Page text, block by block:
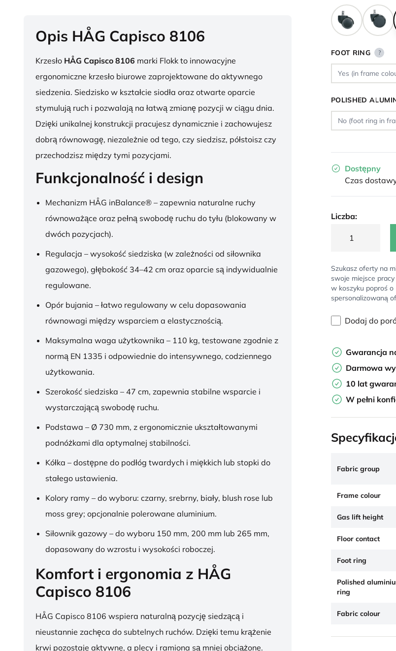
Opis HÅG Capisco 8106
Krzesło HÅG Capisco 8106 marki Flokk to innowacyjne
ergonomiczne krzesło biurowe zaprojektowane do aktywnego
siedzenia. Siedzisko w kształcie siodła oraz otwarte oparcie
stymulują ruch i pozwalają na łatwą zmianę pozycji w ciągu dnia.
Dzięki unikalnej konstrukcji pracujesz dynamicznie i zachowujesz
dobrą równowagę, niezależnie od tego, czy siedzisz, półstoisz czy
przechodzisz między tymi pozycjami.
Funkcjonalność i design
Mechanizm HÅG inBalance® – zapewnia naturalne ruchy
równoważące oraz pełną swobodę ruchu do tyłu (blokowany w
dwóch pozycjach).
Regulacja – wysokość siedziska (w zależności od siłownika
gazowego), głębokość 34–42 cm oraz oparcie są indywidualnie
regulowane.
Opór bujania – łatwo regulowany w celu dopasowania
równowagi między wsparciem a elastycznością.
Maksymalna waga użytkownika – 110 kg, testowane zgodnie z
normą EN 1335 i odpowiednie do intensywnego, codziennego
użytkowania.
Szerokość siedziska – 47 cm, zapewnia stabilne wsparcie i
wystarczającą swobodę ruchu.
Podstawa – Ø 730 mm, z ergonomicznie ukształtowanymi
podnóżkami dla optymalnej stabilności.
Kółka – dostępne do podłóg twardych i miękkich lub stopki do
stałego ustawienia.
Kolory ramy – do wyboru: czarny, srebrny, biały, blush rose lub
moss grey; opcjonalnie polerowane aluminium.
Siłownik gazowy – do wyboru 150 mm, 200 mm lub 265 mm,
dopasowany do wzrostu i wysokości roboczej.
Komfort i ergonomia z HÅG
Capisco 8106
HÅG Capisco 8106 wspiera naturalną pozycję siedzącą i
nieustannie zachęca do subtelnych ruchów. Dzięki temu krążenie
krwi pozostaje aktywne, a plecy i ramiona są mniej obciążone.
FOOT RING ?
POLISHED
Dostępny
Czas
Liczba:
Szukasz oferty na
swoje miejsce
w koszyku poproś o
spersonalizowaną
Dodaj do
Gwarancja
Darmowa
10 lat
W pełni
Fabric group
Frame colour
Gas lift height
Floor contact
Foot ring
Polished
ring
Fabric colour